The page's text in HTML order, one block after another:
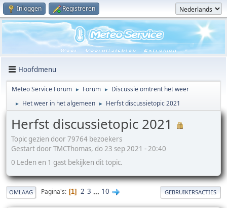
Inloggen Registreren
Hoofdmenu
Meteo Service Forum ► Forum ► Discussie omtrent het weer
► Het weer in het algemeen ► Herfst discussietopic 2021
Herfst discussietopic 2021
Topic gezien door 79764 bezoekers
Gestart door TMCThomas, do 23 sep 2021 - 20:40
0 Leden en 1 gast bekijken dit topic.
OMLAAG Pagina's 1 2 3 ... 10 GEBRUIKERSACTIES